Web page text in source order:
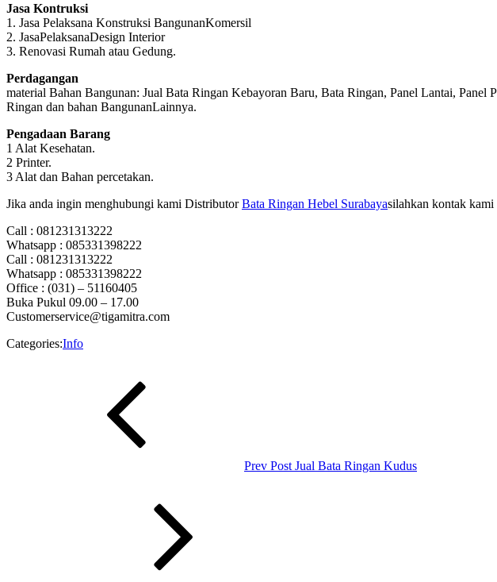
Jasa Kontruksi
1. Jasa Pelaksana Konstruksi BangunanKomersil
2. JasaPelaksanaDesign Interior
3. Renovasi Rumah atau Gedung.
Perdagangan
material Bahan Bangunan: Jual Bata Ringan Kebayoran Baru, Bata Ringan, Panel Lantai,
Ringan dan bahan BangunanLainnya.
Pengadaan Barang
1 Alat Kesehatan.
2 Printer.
3 Alat dan Bahan percetakan.
Jika anda ingin menghubungi kami DistributorBata Ringan Hebel Surabayasilahkan kontak kami
Call : 081231313222
Whatsapp : 085331398222
Call : 081231313222
Whatsapp : 085331398222
Office : (031) – 51160405
Buka Pukul 09.00 – 17.00
Customerservice@tigamitra.com
Categories:Info
Prev Post Jual Bata Ringan Kudus